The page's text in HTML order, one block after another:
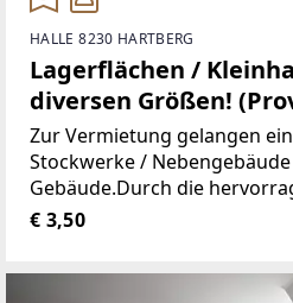
HALLE 8230 HARTBERG
Lagerflächen /
diversen Größen!
Zur Vermietung gelangen
Stockwerke /
Gebäude.Durch die
Räumlichkeiten, stehen
€ 3,50